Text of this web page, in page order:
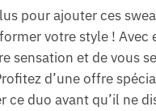
pour ajouter ces
votre style ! Avec
sensation et de vous
d’une offre
ce duo avant qu’il ne